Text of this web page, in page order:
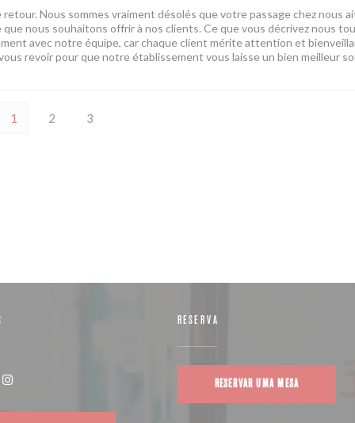
Nous sommes vraiment désolés que votre passage chez nous
nous souhaitons offrir à nos clients. Ce que vous décrivez nous
avec notre équipe, car chaque client mérite attention et
revoir pour que notre établissement vous laisse un bien meilleur
1 2 3
RESERVA
RESERVAR UMA MESA